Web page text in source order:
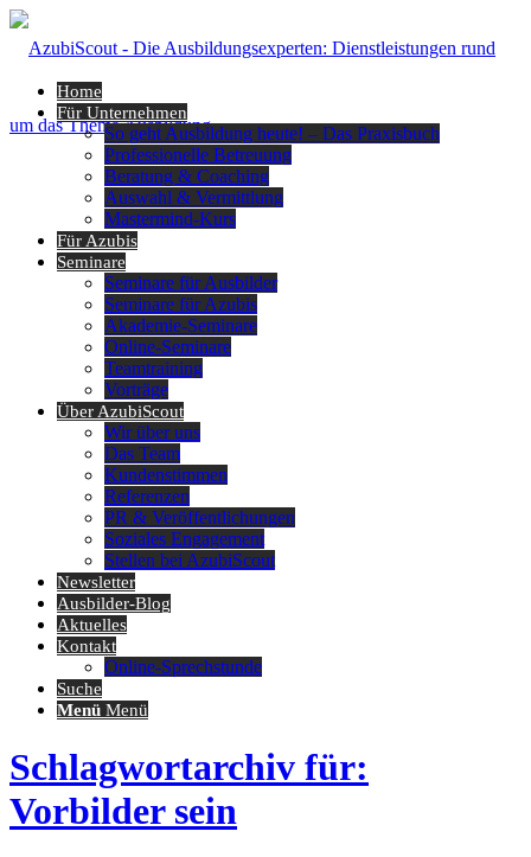
Home
Für Unternehmen
So geht Ausbildung heute! – Das Praxisbuch
Professionelle Betreuung
Beratung & Coaching
Auswahl & Vermittlung
Mastermind-Kurs
Für Azubis
Seminare
Seminare für Ausbilder
Seminare für Azubis
Akademie-Seminare
Online-Seminare
Teamtraining
Vorträge
Über AzubiScout
Wir über uns
Das Team
Kundenstimmen
Referenzen
PR & Veröffentlichungen
Soziales Engagement
Stellen bei AzubiScout
Newsletter
Ausbilder-Blog
Aktuelles
Kontakt
Online-Sprechstunde
Suche
Menü Menü
Schlagwortarchiv für:
Vorbilder sein